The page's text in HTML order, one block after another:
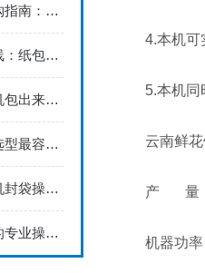
酥式月饼纸包机选购指南：3大核心参数解锁高效生产线！
揭秘苏式月饼生产线：纸包机如何保障层层酥皮完好如初？
苏式月饼折纸包装机包出来总开裂？多半是折痕压力没调对
仿手工折叠纸包机选型最容易踩的坑：只看速度不看换型时间
封装的技艺：月饼机封袋操作全解析
精准掌控：月饼机的专业操作与高效使用指南
4.本机可实
5.本机同时
云南鲜花
产 量：
机器功率